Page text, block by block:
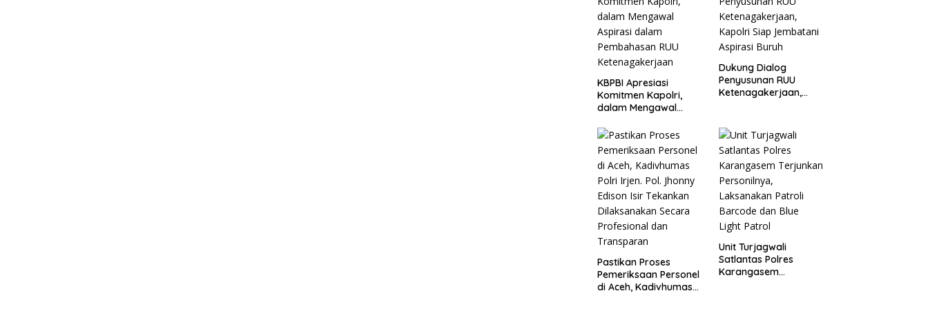
Kapolri
KBPBI Apresiasi
Komitmen Kapolri,
dalam Mengawal
Pembahasan RUU
Ketenagakerjaan
Dukung Dialog
Penyusunan RUU
Ketenagakerjaan,
Buruh
Pastikan Proses
Pemeriksaan Personel
di Aceh, Kadivhumas
Unit Turjagwali
Satlantas Polres
Karangasem